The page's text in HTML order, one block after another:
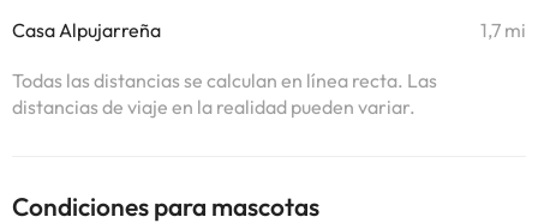
Casa Alpujarreña 1,7 mi
Todas las distancias se calculan en línea recta. Las
distancias de viaje en la realidad pueden variar.
Condiciones para mascotas